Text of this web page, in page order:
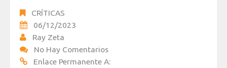
CRÍTICAS
06/12/2023
Ray Zeta
No Hay Comentarios
Enlace Permanente A: